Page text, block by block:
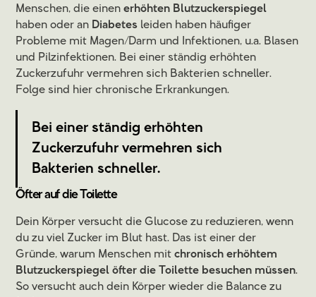
Menschen, die einenerhöhten Blutzuckerspiegel
haben oder an Diabetes leiden haben häufiger
Probleme mit Magen/Darm und Infektionen, u.a. Blasen
und Pilzinfektionen. Bei einer ständig erhöhten
Zuckerzufuhr vermehren sich Bakterien schneller.
Folge sind hier chronische Erkrankungen.
Bei einer ständig erhöhten
Zuckerzufuhr vermehren sich
Bakterien schneller.
Öfter auf die Toilette
Dein Körper versucht die Glucose zu reduzieren, wenn
du zu viel Zucker im Blut hast. Das ist einer der
Gründe, warum Menschen mitchronisch erhöhtem
Blutzuckerspiegel öfter die Toilette besuchen müssen.
So versucht auch dein Körper wieder die Balance zu